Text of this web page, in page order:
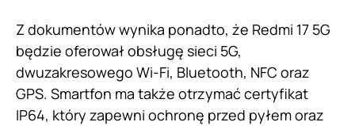
Z dokumentów wynika ponadto, że Redmi 17 5G
będzie oferował obsługę sieci 5G,
dwuzakresowego Wi-Fi, Bluetooth, NFC oraz
GPS. Smartfon ma także otrzymać certyfikat
IP64, który zapewni ochronę przed pyłem oraz